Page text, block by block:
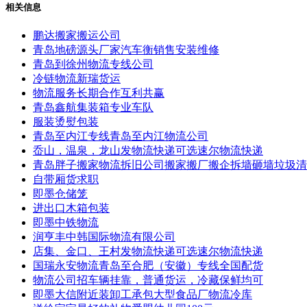
相关信息
鹏达搬家搬运公司
青岛地磅源头厂家汽车衡销售安装维修
青岛到徐州物流专线公司
冷链物流新瑞货运
物流服务长期合作互利共赢
青岛鑫航集装箱专业车队
服装烫熨包装
青岛至内江专线青岛至内江物流公司
岙山，温泉，龙山发物流快递可选速尔物流快递
青岛胖子搬家物流拆旧公司搬家搬厂搬企拆墙砸墙垃圾
自带厢货求职
即墨仓储笼
进出口木箱包装
即墨中铁物流
润亨丰中韩国际物流有限公司
店集、金口、王村发物流快递可选速尔物流快递
国瑞永安物流青岛至合肥（安徽）专线全国配货
物流公司招车辆挂靠，普通货运，冷藏保鲜均可
即墨大信附近装卸工承包大型食品厂物流冷库